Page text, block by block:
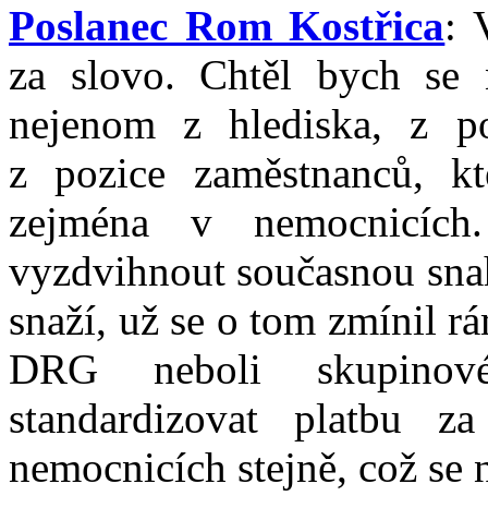
Poslanec Rom Kostřica:
za slovo. Chtěl bych se
nejenom z hlediska, z
z pozice zaměstnanců,
zejména v
vyzdvihnout současnou
snaží, už se o tom zmínil
DRG neboli
standardizovat platbu
nemocnicích stejně, což se